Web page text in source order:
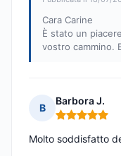
Cara Carine
È stato un
vostro cammino.
B
Barbora J.
Nota: 5 su 5
Molto soddisfatto